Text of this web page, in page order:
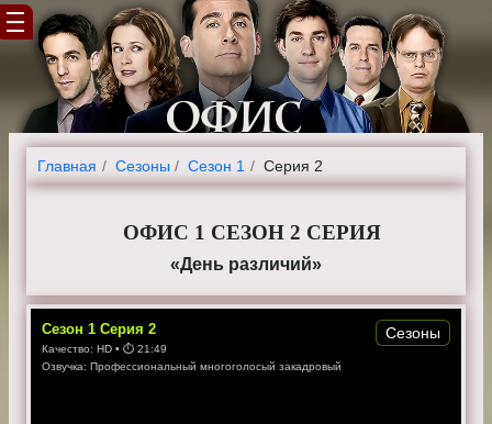
Главная Cезоны Сезон 1 Серия 2
ОФИС 1 СЕЗОН 2 СЕРИЯ
«День различий»
Сезон 1 Серия 2
Качество: HD • ⏱ 21:49
Озвучка: Профессиональный многоголосый закадровый
Сезоны